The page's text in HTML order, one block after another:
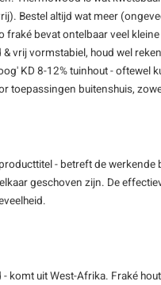
Bestel altijd wat meer
bevat ontelbaar veel
vrij vormstabiel, houd wel
KD 8-12% tuinhout - oftewel
toepassingen buitenshuis,
- betreft de werkende
geschoven zijn. De
komt uit West-Afrika. Fraké